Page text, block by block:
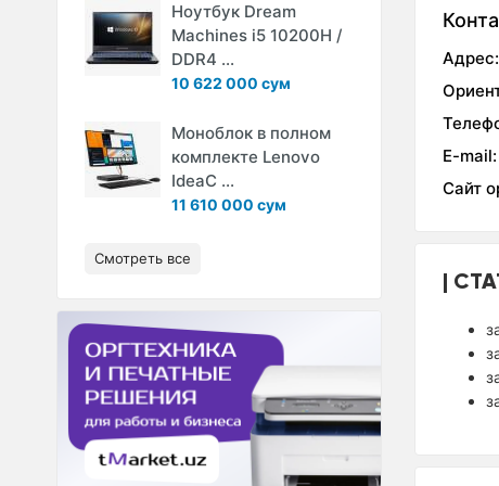
Адрес:
E-mail:
Сайт
Ноутбук Dream
Machines i5 10200H /
DDR4 ...
10 622 000 сум
Моноблок в полном
комплекте Lenovo
IdeaC ...
11 610 000 сум
Смотреть все